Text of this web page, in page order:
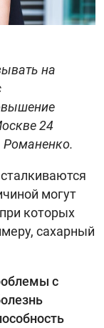
на
24
Романенко.
могут
которых
сахарный
с